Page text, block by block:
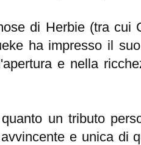
di Herbie (tra
ha impresso il
e nella
un tributo
e unica di